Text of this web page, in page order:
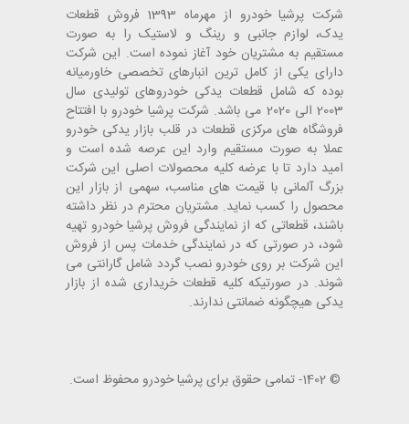
شرکت پرشیا خودرو از مهرماه 1393 فروش قطعات
یدک، لوازم جانبی و رینگ و لاستیک را به صورت
مستقیم به مشتریان خود آغاز نموده است. این شرکت
دارای یکی از کامل ترین انبارهای تخصصی خاورمیانه
بوده که شامل قطعات یدکی خودروهای تولیدی سال
2003 الی 2020 می باشد. شرکت پرشیا خودرو با افتتاح
فروشگاه های مرکزی قطعات در قلب بازار یدکی خودرو
عملا به صورت مستقیم وارد این عرصه شده است و
امید دارد تا با عرضه کلیه محصولات اصلی این شرکت
بزرگ آلمانی با قیمت های مناسب، سهمی از بازار این
محصول را کسب نماید. مشتریان محترم در نظر داشته
باشند، قطعاتی که از نمایندگی فروش پرشیا خودرو تهیه
شود، در صورتی که در نمایندگی خدمات پس از فروش
این شرکت بر روی خودرو نصب گردد شامل گارانتی می
شوند. در صورتیکه کلیه قطعات خریداری شده از بازار
یدکی هیچگونه ضمانتی ندارند.
© 1402- تمامی حقوق برای پرشیا خودرو محفوظ است.